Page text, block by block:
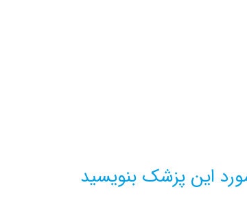
این پزشک بنویسید